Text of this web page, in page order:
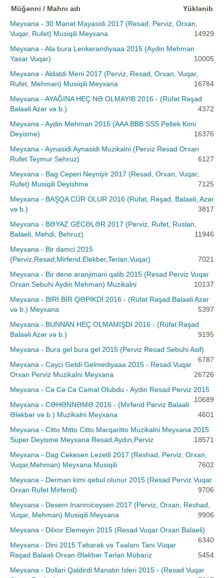
Müğənni / Mahnı adı
Yüklənib
Meyxana - 30 Manat Mayasidi 2017 (Resad, Perviz, Orxan,
Vuqar, Rufet) Musiqili Meyxana
14929
Meyxana - Ala bura Lenkerandiyaaa 2015 (Aydin Mehman
Yasar Vuqar)
10005
Meyxana - Aldatdi Meni 2017 (Perviz, Resad, Orxan, Vuqar,
Rufet, Mehman) Musiqili Meyxana
16784
Meyxana - AYAĞINA HEÇ NƏ OLMAYIB 2016 - (Rüfət Rəşad
Balaəli Azər və b.)
4372
Meyxana - Aydin Mehman 2015 (AAA BBB SSS Peltek Kimi
Deyisme)
16376
Meyxana - Aynasidi Aynasidi Muzikalni (Perviz Resad Orxan
Rufet Teymur Sehruz)
6127
Meyxana - Bag Ceperi Neyniyir 2017 (Resad, Orxan, Vuqar,
Rufet) Musiqili Deyishme
7125
Meyxana - BAŞQA CÜR OLUR 2016 (Rüfət, Rəşad, Balaəli, Azər
və b.)
3817
Meyxana - BƏYAZ GECƏLƏR 2017 (Perviz, Rufet, Ruslan,
Balaeli, Mehdi, Behruz)
11946
Meyxana - Bir damci 2015
(Perviz,Resad,Mirferid,Elekber,Terlan,Vuqar)
7021
Meyxana - Bir dene aranjimani qalib 2015 (Resad Perviz Vuqar
Orxan Sebuhi Aydin Mehman) Muzikalni
10137
Meyxana - BİRİ BİR QƏPİKDİ 2016 - (Rüfət Rəşad Balaəli Azər
və b.) Meyxana
5397
Meyxana - BUNNAN HEÇ OLMAMIŞDI 2016 - (Rüfət Rəşad
Balaəli Azər və b.)
9195
Meyxana - Bura gel bura gel 2015 (Perviz Resad Sebuhi Asif)
6787
Meyxana - Cayci Getdi Gelmediyaaa 2015 - Resad Vuqar
Orxan Perviz Muzikalni Meyxana
26726
Meyxana - Cə Cə Cə Cəmal Olubdu - Aydin Resad Perviz 2015
10689
Meyxana - CƏHƏNNƏMƏ 2016 - (Mirfərid Pərviz Balaəli
Ələkbər və b.) Muzikalni Meyxana
4601
Meyxana - Citto Mitto Citto Marqaritto Muzikalni Meyxana 2015
Super Deyisme Meyxana Resad,Aydın,Perviz
18571
Meyxana - Dag Cekesen Lezetli 2017 (Reshad, Perviz, Orxan,
Vuqar,Mehman) Meyxana Musiqili
7602
Meyxana - Derman kimi qebul olunur 2015 (Resad Perviz Vuqar
Orxan Rufet Mirferid)
9706
Meyxana - Desem Inanmiceysen 2017 (Perviz, Orxan, Reshad,
Vuqar, Mehman) Musiqili Meyxana
9906
Meyxana - Dilxor Elemeyin 2015 (Resad Vuqar Orxan Balaeli)
6340
Meyxana - Dini 2015 Təbarək və Təalanı Tanı Vüqar
Rəşad Balaəli Orxan Ələkbər Tərlan Mübariz
5454
Meyxana - Dollari Qaldirdi Manatin Isleri 2015 - (Resad Vuqar